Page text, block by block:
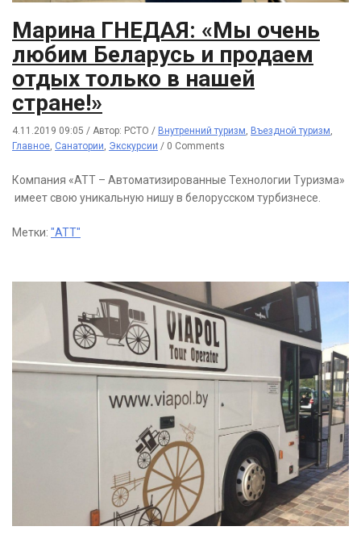
Марина ГНЕДАЯ: «Мы очень
любим Беларусь и продаем
отдых только в нашей
стране!»
4.11.2019 09:05 / Автор: РСТО / Внутренний туризм, Въездной туризм,
Главное, Санатории, Экскурсии / 0 Comments
Компания «АТТ – Автоматизированные Технологии Туризма»
имеет свою уникальную нишу в белорусском турбизнесе.
Метки: "АТТ"